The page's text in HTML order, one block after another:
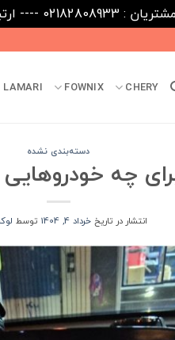
داخلی ایتا، روبیکا و بله : 09031116395
CHERY
FOWNIX
LAMARI
دسته‌بندی نشده
چه خودروهایی
انتشار در تاریخخرداد 4, 1404 توسط